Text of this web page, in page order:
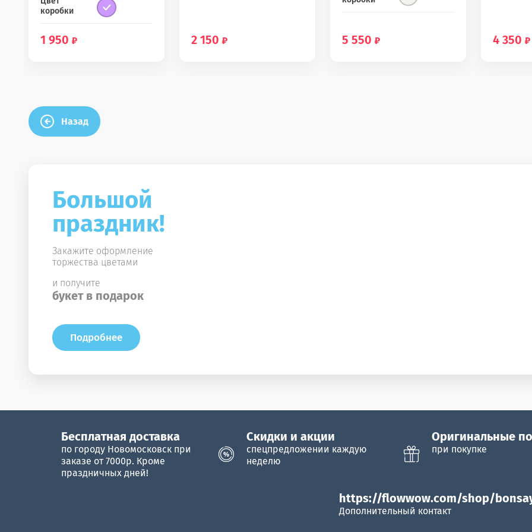
коробки
1 950 2 150 5 550 4 350
Назад
Большой
праздник!
Закажите оформление
торжества цветами
и получите
букет в подарок
Подробнее
Бесплатная доставка
по городу Новомосковск при
заказе от 7000р. Кроме
праздничных дней!
Cкидки и акции
спецпредложении каждую
неделю
Оригинальные
при покупке
https://flowwow.com/shop/
Дополнительный контакт